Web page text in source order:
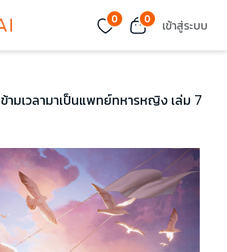
0 0 เข้าสู่ระบบ
ข้ามเวลามาเป็นแพทย์ทหารหญิง เล่ม 7